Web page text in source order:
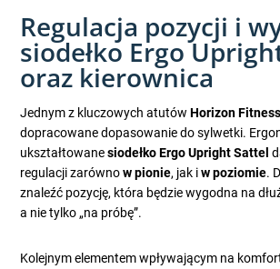
Regulacja pozycji i
siodełko Ergo
oraz kierownica
Jednym z kluczowych atutówHorizon
dopracowane dopasowanie do sylwetki.
ukształtowanesiodełko Ergo Upright Sattel
regulacji zarównow pionie, jak iw poziomie.
znaleźć pozycję, która będzie wygodna na
a nie tylko „na próbę”.
Kolejnym elementem wpływającym na